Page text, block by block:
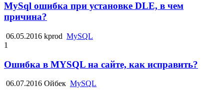
MySql ошибка при установке DLE, в чем
причина?
06.05.2016 kprod MySQL
1
Ошибка в MYSQL на сайте, как исправить?
06.07.2016 Ойбек MySQL